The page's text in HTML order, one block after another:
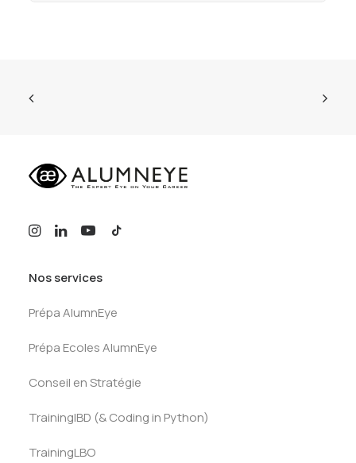
Nos services
Prépa AlumnEye
Prépa Ecoles AlumnEye
Conseil en Stratégie
TrainingIBD (& Coding in Python)
TrainingLBO